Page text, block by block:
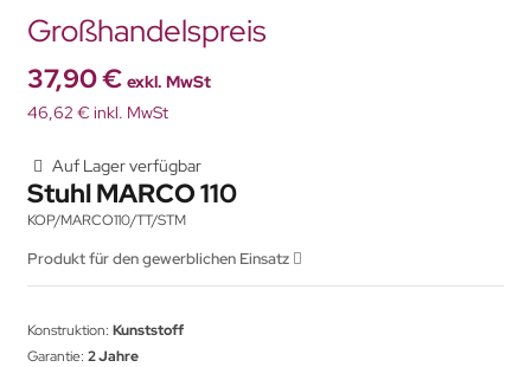
Großhandelspreis
37,90 € exkl. MwSt
46,62 € inkl. MwSt
Auf Lager verfügbar
Stuhl MARCO 110
KOP/MARCO110/TT/STM
Produkt für den gewerblichen Einsatz
Konstruktion: Kunststoff
Garantie: 2 Jahre